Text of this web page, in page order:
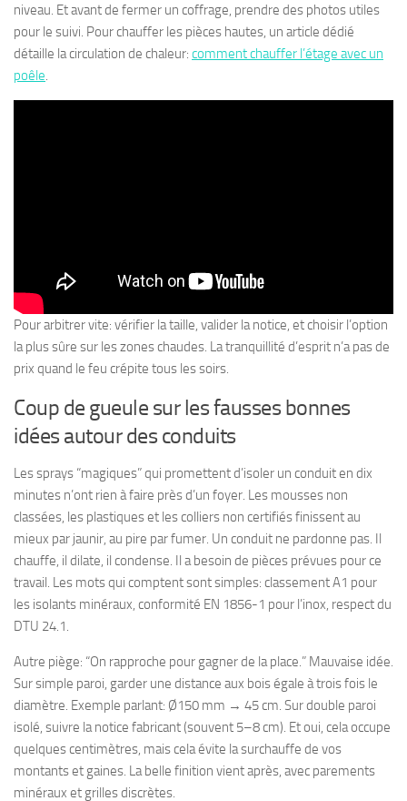
niveau. Et avant de fermer un coffrage, prendre des photos utiles
pour le suivi. Pour chauffer les pièces hautes, un article dédié
détaille la circulation de chaleur: comment chauffer l’étage avec un
poêle.
Pour arbitrer vite: vérifier la taille, valider la notice, et choisir l’option
la plus sûre sur les zones chaudes. La tranquillité d’esprit n’a pas de
prix quand le feu crépite tous les soirs.
Coup de gueule sur les fausses bonnes
idées autour des conduits
Les sprays “magiques” qui promettent d’isoler un conduit en dix
minutes n’ont rien à faire près d’un foyer. Les mousses non
classées, les plastiques et les colliers non certifiés finissent au
mieux par jaunir, au pire par fumer. Un conduit ne pardonne pas. Il
chauffe, il dilate, il condense. Il a besoin de pièces prévues pour ce
travail. Les mots qui comptent sont simples: classement A1 pour
les isolants minéraux, conformité EN 1856-1 pour l’inox, respect du
DTU 24.1.
Autre piège: “On rapproche pour gagner de la place.” Mauvaise idée.
Sur simple paroi, garder une distance aux bois égale à trois fois le
diamètre. Exemple parlant: Ø150 mm → 45 cm. Sur double paroi
isolé, suivre la notice fabricant (souvent 5–8 cm). Et oui, cela occupe
quelques centimètres, mais cela évite la surchauffe de vos
montants et gaines. La belle finition vient après, avec parements
minéraux et grilles discrètes.